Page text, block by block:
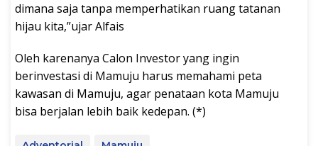
dimana saja tanpa memperhatikan ruang tatanan
hijau kita,”ujar Alfais
Oleh karenanya Calon Investor yang ingin
berinvestasi di Mamuju harus memahami peta
kawasan di Mamuju, agar penataan kota Mamuju
bisa berjalan lebih baik kedepan. (*)